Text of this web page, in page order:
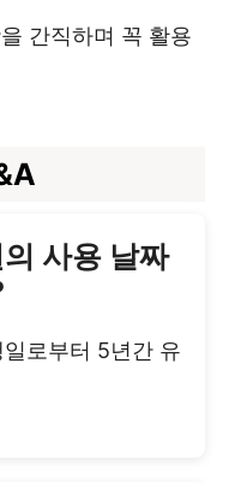
간직하며 꼭 활용
사용 날짜
로부터 5년간 유